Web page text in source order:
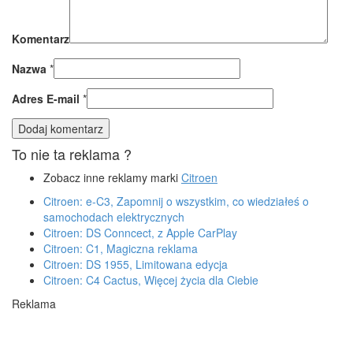
Komentarz
Nazwa *
Adres E-mail *
To nie ta reklama ?
Zobacz inne reklamy marki Citroen
Citroen: e-C3, Zapomnij o wszystkim, co wiedziałeś o
samochodach elektrycznych
Citroen: DS Conncect, z Apple CarPlay
Citroen: C1, Magiczna reklama
Citroen: DS 1955, Limitowana edycja
Citroen: C4 Cactus, Więcej życia dla Ciebie
Reklama